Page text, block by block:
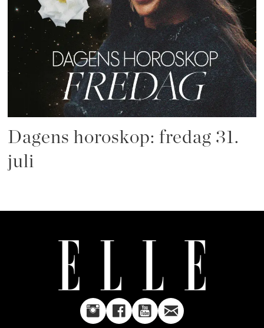
Dagens horoskop: fredag 31.
juli